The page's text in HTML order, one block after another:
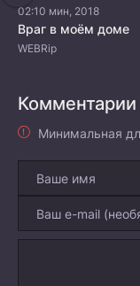
02:10 мин, 2018
Враг в моём доме
WEBRip
Минимальная